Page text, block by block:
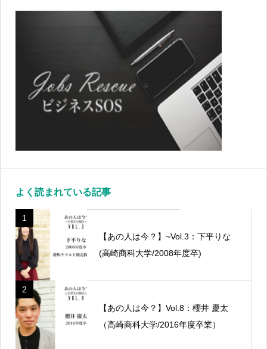
よく読まれている記事
1
【あの人は今？】~Vol.3：下平りな
(高崎商科大学/2008年度卒)
2
【あの人は今？】Vol.8：櫻井 慶太
（高崎商科大学/2016年度卒業）